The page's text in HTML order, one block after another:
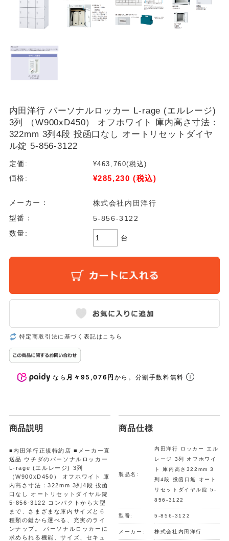
内田洋行 パーソナルロッカー L-rage (エルレージ)
3列 （W900xD450） オフホワイト 庫内高さ寸法：
322mm 3列4段 投函口なし オートリセットダイヤ
ル錠 5-856-3122
定価: ¥463,760(税込)
価格:
¥285,230 (税込)
メーカー：
株式会社内田洋行
型番：
5-856-3122
数量:
台
特定商取引法に基づく表記はこちら
なら 月々95,076円から。分割手数料無料
商品説明
■内田洋行正規特約店 ■メーカー直
送品 ウチダのパーソナルロッカー
L-rage (エルレージ) 3列
（W900xD450） オフホワイト 庫
内高さ寸法：322mm 3列4段 投函
口なし オートリセットダイヤル錠
5-856-3122 コンパクトから大型
まで、さまざまな庫内サイズと６
種類の鍵から選べる、充実のライ
ンナップ。 パーソナルロッカーに
求められる機能、サイズ、セキュ
商品仕様
製品名:
内田洋行 ロッカー エル
レージ 3列 オフホワイ
ト 庫内高さ322mm 3
列4段 投函口無 オート
リセットダイヤル錠 5-
856-3122
型番: 5-856-3122
メーカー: 株式会社内田洋行